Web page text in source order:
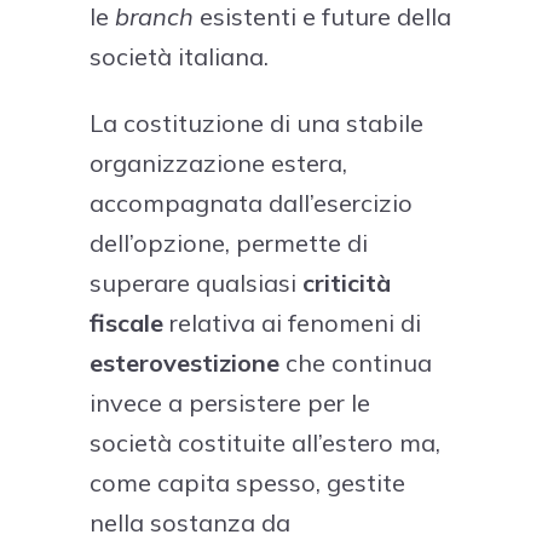
le branch esistenti e future della
società italiana.
La costituzione di una stabile
organizzazione estera,
accompagnata dall’esercizio
dell’opzione, permette di
superare qualsiasi criticità
fiscale relativa ai fenomeni di
esterovestizione che continua
invece a persistere per le
società costituite all’estero ma,
come capita spesso, gestite
nella sostanza da